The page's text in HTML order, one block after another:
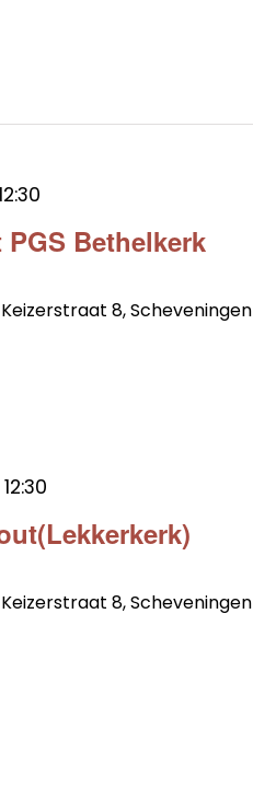
Bethelkerk
Keizerstraat 8, Scheveningen
12:30
Keizerstraat 8, Scheveningen